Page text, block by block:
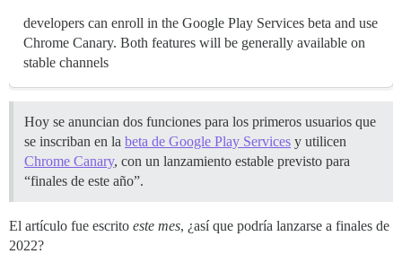
developers can enroll in the Google Play Services beta and use
Chrome Canary. Both features will be generally available on
stable channels
Hoy se anuncian dos funciones para los primeros usuarios que
se inscriban en la beta de Google Play Services y utilicen
Chrome Canary, con un lanzamiento estable previsto para
“finales de este año”.
El artículo fue escrito este mes, ¿así que podría lanzarse a finales de
2022?